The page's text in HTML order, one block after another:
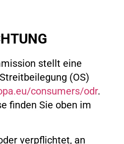
stellt eine
(OS)
consumers/odr.
finden Sie oben im
verpflichtet, an